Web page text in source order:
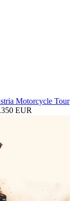
Motorcycle Tour
EUR